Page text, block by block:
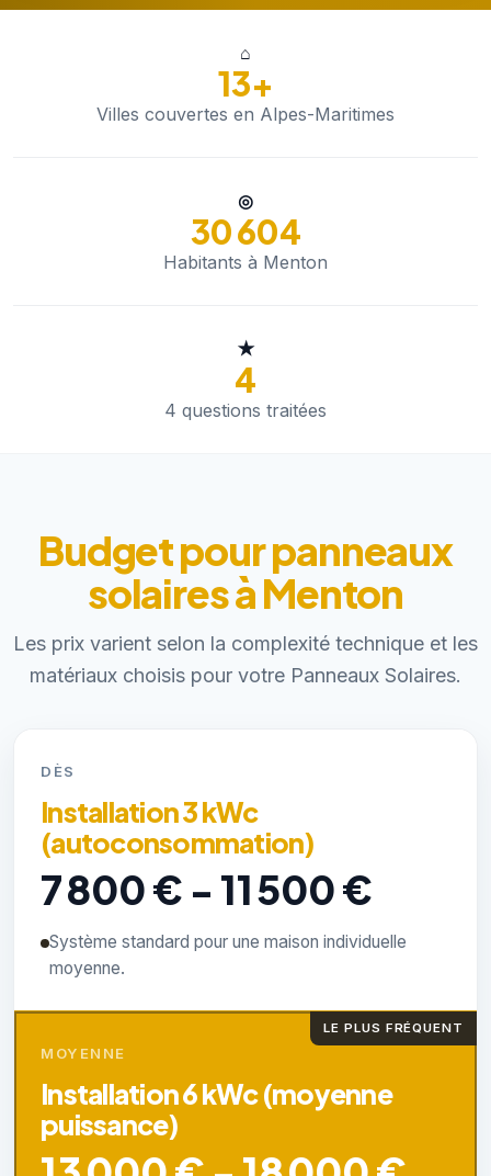
⌂
13+
Villes couvertes en Alpes-Maritimes
◎
30 604
Habitants à Menton
★
4
4 questions traitées
Budget pour panneaux
solaires à Menton
Les prix varient selon la complexité technique et les
matériaux choisis pour votre Panneaux Solaires.
DÈS
Installation 3 kWc
(autoconsommation)
7 800 € - 11 500 €
Système standard pour une maison individuelle
moyenne.
LE PLUS FRÉQUENT
MOYENNE
Installation 6 kWc (moyenne
puissance)